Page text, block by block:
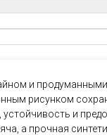
и продуманными
рисунком
и
а прочная